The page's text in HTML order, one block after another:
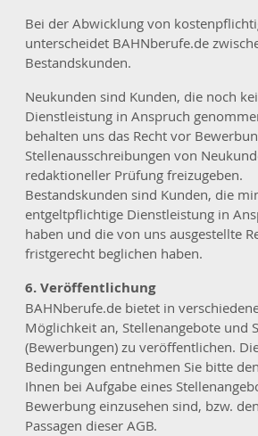
Bei der Abwicklung von
unterscheidet BAHNberufe.de
Bestandskunden.
Neukunden sind Kunden, die noch
Dienstleistung in Anspruch
behalten uns das Recht vor
Stellenausschreibungen von
redaktioneller Prüfung freizugeben.
Bestandskunden sind Kunden, die
entgeltpflichtige Dienstleistung in
haben und die von uns ausgestellte
fristgerecht beglichen haben.
6. Veröffentlichung
BAHNberufe.de bietet in
Möglichkeit an, Stellenangebote und
(Bewerbungen) zu veröffentlichen.
Bedingungen entnehmen Sie bitte
Ihnen bei Aufgabe eines
Bewerbung einzusehen sind, bzw.
Passagen dieser AGB.